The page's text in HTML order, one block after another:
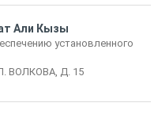
Али Кызы
установленного
ВОЛКОВА, Д. 15